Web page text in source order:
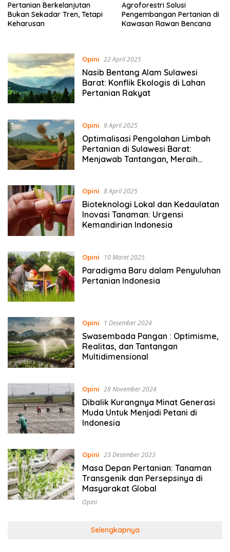
Pertanian Berkelanjutan
Bukan Sekadar Tren, Tetapi
Keharusan
Agroforestri Solusi
Pengembangan Pertanian di
Kawasan Rawan Bencana
Opini 22 April 2025
Nasib Bentang Alam Sulawesi
Barat: Konflik Ekologis di Lahan
Pertanian Rakyat
Opini 9 April 2025
Optimalisasi Pengolahan Limbah
Pertanian di Sulawesi Barat:
Menjawab Tantangan, Meraih
Opini 8 April 2025
Bioteknologi Lokal dan Kedaulatan
Inovasi Tanaman: Urgensi
Kemandirian Indonesia
Opini 10 Maret 2025
Paradigma Baru dalam Penyuluhan
Pertanian Indonesia
Opini 1 Desember 2024
Swasembada Pangan : Optimisme,
Realitas, dan Tantangan
Multidimensional
Opini 28 November 2024
Dibalik Kurangnya Minat Generasi
Muda Untuk Menjadi Petani di
Indonesia
Opini 23 Desember 2023
Masa Depan Pertanian: Tanaman
Transgenik dan Persepsinya di
Masyarakat Global
Opini
Selengkapnya